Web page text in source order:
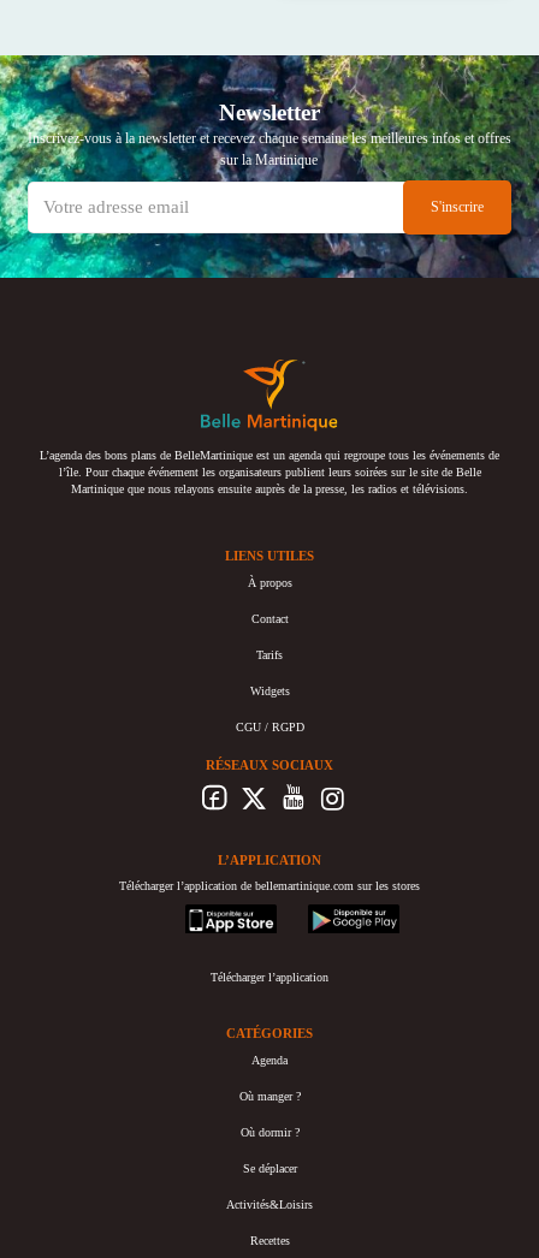
Newsletter
Inscrivez-vous à la newsletter et recevez chaque semaine les meilleures infos et offres
sur la Martinique
L’agenda des bons plans de BelleMartinique est un agenda qui regroupe tous les événements de
l’île. Pour chaque événement les organisateurs publient leurs soirées sur le site de Belle
Martinique que nous relayons ensuite auprès de la presse, les radios et télévisions.
LIENS UTILES
À propos
Contact
Tarifs
Widgets
CGU / RGPD
RÉSEAUX SOCIAUX
L’APPLICATION
Télécharger l’application de bellemartinique.com sur les stores
appstore
googleplay
Télécharger l’application
CATÉGORIES
Agenda
Où manger ?
Où dormir ?
Se déplacer
Activités&Loisirs
Recettes